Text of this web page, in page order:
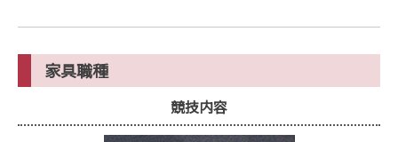
家具職種
競技内容